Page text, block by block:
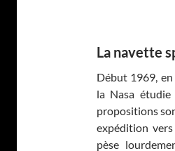
La navette
Début 1969,
la Nasa
propositions
expédition
pèse